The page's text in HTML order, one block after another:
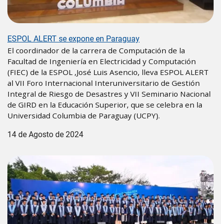
ESPOL ALERT se expone en Paraguay
El coordinador de la carrera de Computación de la
Facultad de Ingeniería en Electricidad y Computación
(FIEC) de la ESPOL ,José Luis Asencio, lleva ESPOL ALERT
al VII Foro Internacional Interuniversitario de Gestión
Integral de Riesgo de Desastres y VII Seminario Nacional
de GIRD en la Educación Superior, que se celebra en la
Universidad Columbia de Paraguay (UCPY).
14 de Agosto de 2024
Image